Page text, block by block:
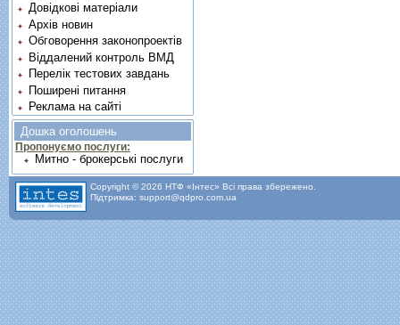
Довідкові матеріали
Архів новин
Обговорення законопроектів
Віддалений контроль ВМД
Перелік тестових завдань
Поширені питання
Реклама на сайті
Дошка оголошень
Пропонуємо послуги:
Митно - брокерські послуги
Copyright © 2026 НТФ «Інтес» Всі права збережено.
Підтримка: support@qdpro.com.ua